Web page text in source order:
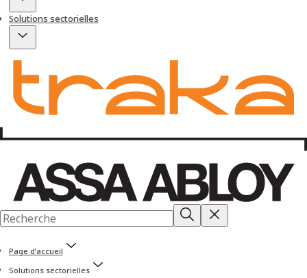
Solutions sectorielles
Page d’accueil
Solutions sectorielles